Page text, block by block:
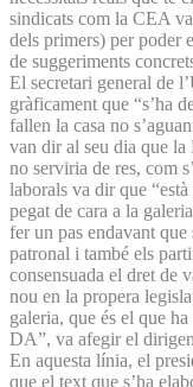
sindicats com la CEA
dels primers) per poder
de suggeriments
El secretari general de
gràficament que “s’ha
fallen la casa no
van dir al seu dia que
no serviria de res, com
laborals va dir que
pegat de cara a la
fer un pas endavant
patronal i també els
consensuada el dret de
nou en la propera
galeria, que és el que
DA”, va afegir el
En aquesta línia, el
que el text que s’ha